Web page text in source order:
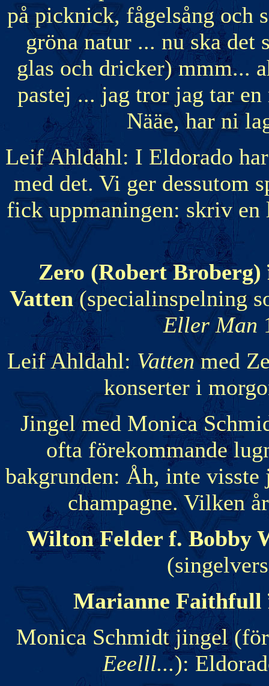
på picknick, fågelsång och
gröna natur ... nu ska
glas och dricker) mmm...
pastej ... jag tror jag tar
Nääe, har ni
Leif Ahldahl: I Eldorado
med det. Vi ger dessutom
fick uppmaningen: skriv en
Zero (Robert
Vatten(specialinspelning
Eller Man
Leif Ahldahl: Vatten med
konserter i
Jingel med Monica
ofta förekommande
bakgrunden: Åh, inte
champagne. Vilken
Wilton Felder f. Bobby
Marianne
Monica Schmidt jingel
Eeelll...):